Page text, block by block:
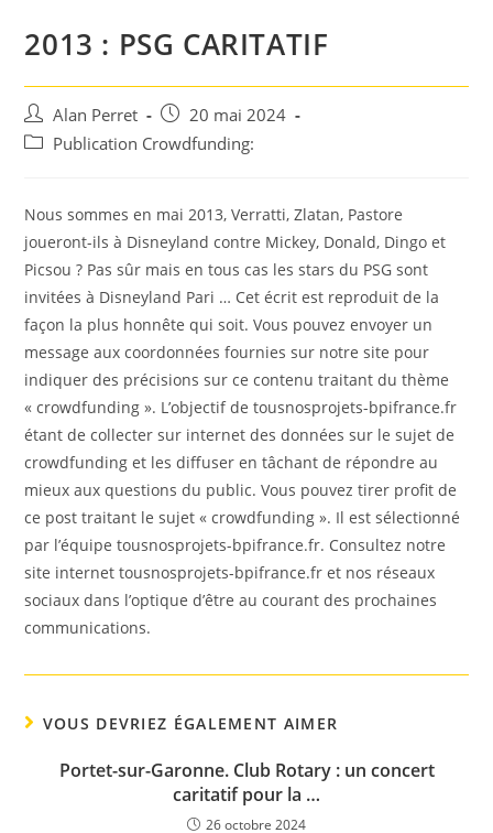
2013 : PSG CARITATIF
Auteur/autrice
de
Alan Perret
Post
published:
20 mai 2024
PostPublication Crowdfunding:
Nous sommes en mai 2013, Verratti, Zlatan, Pastore
joueront-ils à Disneyland contre Mickey, Donald, Dingo et
Picsou ? Pas sûr mais en tous cas les stars du PSG sont
invitées à Disneyland Pari … Cet écrit est reproduit de la
façon la plus honnête qui soit. Vous pouvez envoyer un
message aux coordonnées fournies sur notre site pour
indiquer des précisions sur ce contenu traitant du thème
« crowdfunding ». L’objectif de tousnosprojets-bpifrance.fr
étant de collecter sur internet des données sur le sujet de
crowdfunding et les diffuser en tâchant de répondre au
mieux aux questions du public. Vous pouvez tirer profit de
ce post traitant le sujet « crowdfunding ». Il est sélectionné
par l’équipe tousnosprojets-bpifrance.fr. Consultez notre
site internet tousnosprojets-bpifrance.fr et nos réseaux
sociaux dans l’optique d’être au courant des prochaines
communications.
VOUS DEVRIEZ ÉGALEMENT AIMER
Portet-sur-Garonne. Club Rotary : un concert
caritatif pour la …
26 octobre 2024